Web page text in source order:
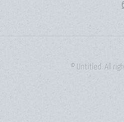
© Untitled. All